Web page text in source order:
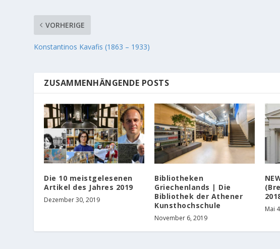
VORHERIGE
Konstantinos Kavafis (1863 – 1933)
ZUSAMMENHÄNGENDE POSTS
Die 10 meistgelesenen
Artikel des Jahres 2019
Dezember 30, 2019
Bibliotheken
Griechenlands | Die
Bibliothek der Athener
Kunsthochschule
November 6, 2019
Mai